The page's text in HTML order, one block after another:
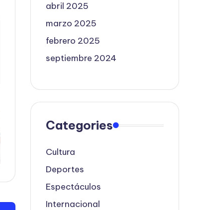
abril 2025
marzo 2025
febrero 2025
septiembre 2024
Categories
Cultura
Deportes
Espectáculos
Internacional